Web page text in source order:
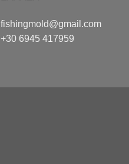
fishingmold@gmail.com
+30 6945 417959